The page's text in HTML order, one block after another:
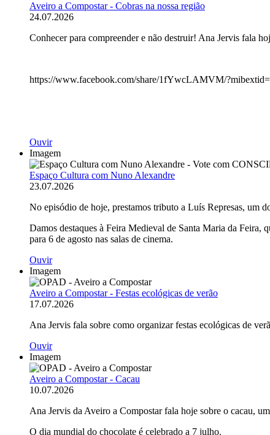
Aveiro a Compostar - Cobras na nossa região
24.07.2026
Conhecer para compreender e não destruir! Ana Jervis fala
https://www.facebook.com/share/1fYwcLAMVM/
Ouvir
Imagem
Espaço Cultura com Nuno Alexandre
23.07.2026
No episódio de hoje, prestamos tributo a Luís Represas, um
Damos destaques à Feira Medieval de Santa Maria da
para 6 de agosto nas salas de cinema.
Ouvir
Imagem
Aveiro a Compostar - Festas ecológicas de verão
17.07.2026
Ana Jervis fala sobre como organizar festas ecológicas de
Ouvir
Imagem
Aveiro a Compostar - Cacau
10.07.2026
Ana Jervis da Aveiro a Compostar fala hoje sobre o cacau,
O dia mundial do chocolate é celebrado a 7 julho.